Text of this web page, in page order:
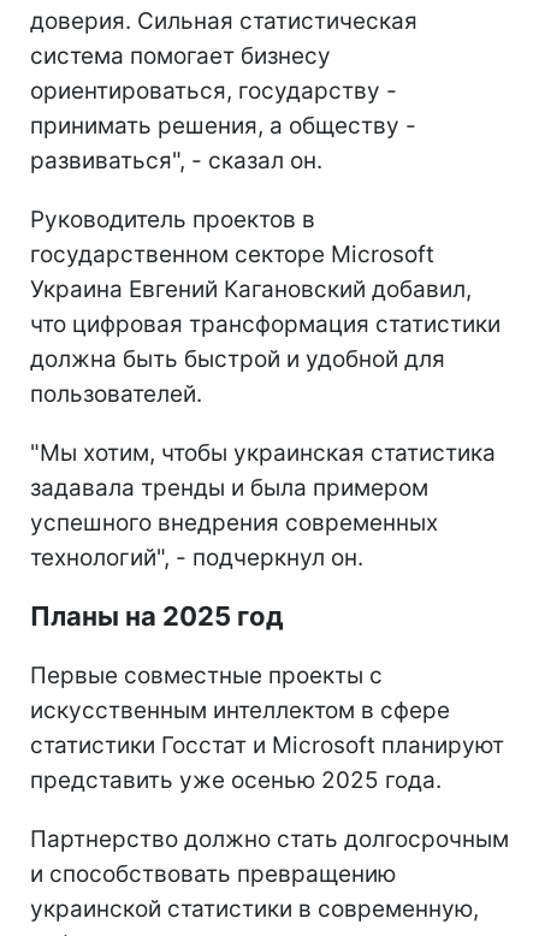
доверия. Сильная статистическая
система помогает бизнесу
ориентироваться, государству -
принимать решения, а обществу -
развиваться", - сказал он.
Руководитель проектов в
государственном секторе Microsoft
Украина Евгений Кагановский добавил,
что цифровая трансформация статистики
должна быть быстрой и удобной для
пользователей.
"Мы хотим, чтобы украинская статистика
задавала тренды и была примером
успешного внедрения современных
технологий", - подчеркнул он.
Планы на 2025 год
Первые совместные проекты с
искусственным интеллектом в сфере
статистики Госстат и Microsoft планируют
представить уже осенью 2025 года.
Партнерство должно стать долгосрочным
и способствовать превращению
украинской статистики в современную,